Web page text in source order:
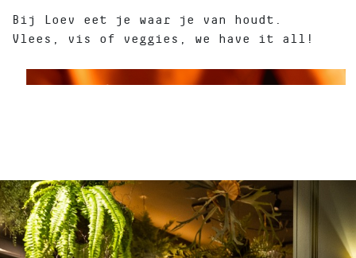
Eten
&
Bij Loev eet je waar je van houdt.
Vlees, vis of veggies, we have it all!